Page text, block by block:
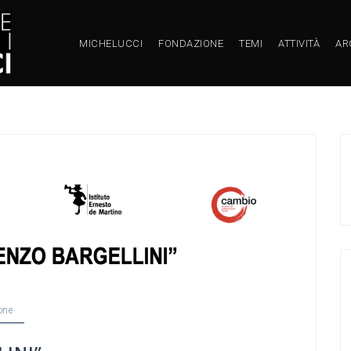
MICHELUCCI FONDAZIONE TEMI ATTIVITÀ